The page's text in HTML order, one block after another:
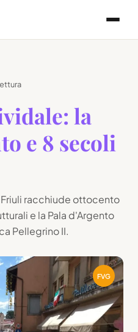
la
e 8 secoli
racchiude ottocento
e la Pala d'Argento
Pellegrino II.
FVG